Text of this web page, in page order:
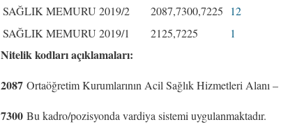
SAĞLIK MEMURU 2019/2 2087,7300,7225 12
SAĞLIK MEMURU 2019/1 2125,7225 1
Nitelik kodları açıklamaları:
2087 Ortaöğretim Kurumlarının Acil Sağlık Hizmetleri Alanı
7300 Bu kadro/pozisyonda vardiya sistemi uygulanmaktadır.